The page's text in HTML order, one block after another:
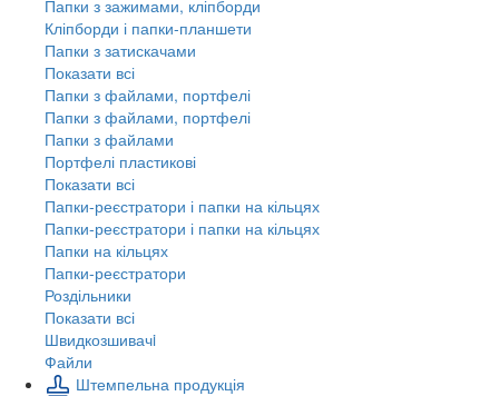
Папки з зажимами, кліпборди
Кліпборди і папки-планшети
Папки з затискачами
Показати всі
Папки з файлами, портфелі
Папки з файлами, портфелі
Папки з файлами
Портфелі пластикові
Показати всі
Папки-реєстратори і папки на кільцях
Папки-реєстратори і папки на кільцях
Папки на кільцях
Папки-реєстратори
Роздільники
Показати всі
Швидкозшивачi
Файли
Штемпельна продукція